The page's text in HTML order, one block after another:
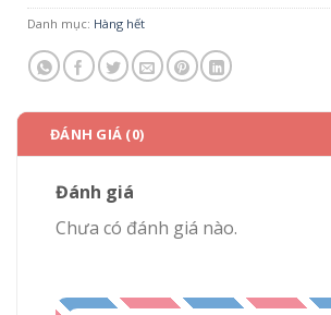
Danh mục: Hàng hết
ĐÁNH GIÁ (0)
Đánh giá
Chưa có đánh giá nào.